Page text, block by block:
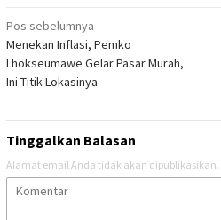
Navigasi
pos
Pos sebelumnya
Menekan Inflasi, Pemko
Lhokseumawe Gelar Pasar Murah,
Ini Titik Lokasinya
Tinggalkan Balasan
Alamat email Anda tidak akan dipublikasikan.